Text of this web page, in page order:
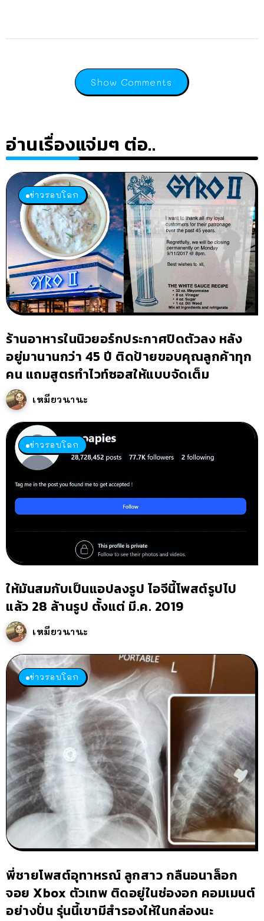
Show Comments
อ่านเรื่องแจ่มๆ ต่อ..
ข่าวรอบโลก
ร้านอาหารในนิวยอร์กประกาศปิดตัวลง หลัง
อยู่มานานกว่า 45 ปี ติดป้ายขอบคุณลูกค้าทุก
คน แถมสูตรทำไวท์ซอสให้แบบจัดเต็ม
เหมียวนานะ
ข่าวรอบโลก
ให้มันสมกับเป็นแอปลงรูป ไอจีนี้โพสต์รูปไป
แล้ว 28 ล้านรูป ตั้งแต่ มี.ค. 2019
เหมียวนานะ
ข่าวรอบโลก
พี่ชายโพสต์อุทาหรณ์ ลูกสาว กลืนอนาล็อก
จอย Xbox ตัวเทพ ติดอยู่ในช่องอก คอมเมนต์
อย่างปั่น รุ่นนี้เขามีสำรองให้ในกล่องนะ